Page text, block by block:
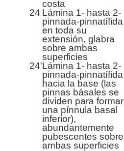
costa
24 Lámina 1- hasta 2-
pinnada-pinnatífida
en toda su
extensión, glabra
sobre ambas
superficies
24'Lámina 1- hasta 2-
pinnada-pinnatífida
hacia la base (las
pinnas básales se
dividen para formar
una pínnula basal
inferior),
abundantemente
pubescentes sobre
ambas superficies